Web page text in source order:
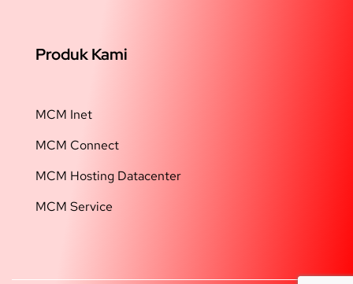
Produk Kami
MCM Inet
MCM Connect
MCM Hosting Datacenter
MCM Service